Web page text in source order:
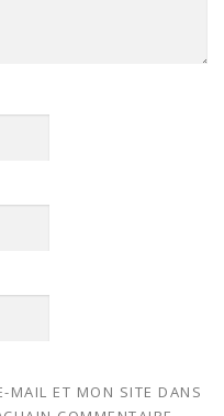
MAIL ET MON SITE DANS